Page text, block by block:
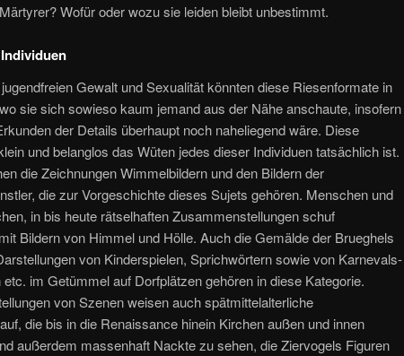
Wofür oder wozu sie leiden bleibt unbestimmt.
Gewalt und Sexualität könnten diese Riesenformate in
sie sich sowieso kaum jemand aus der Nähe anschaute, insofern
der Details überhaupt noch naheliegend wäre. Diese
und belanglos das Wüten jedes dieser Individuen tatsächlich ist.
die Zeichnungen Wimmelbildern und den Bildern der
die zur Vorgeschichte dieses Sujets gehören. Menschen und
in bis heute rätselhaften Zusammenstellungen schuf
Bildern von Himmel und Hölle. Auch die Gemälde der Brueghels
von Kinderspielen, Sprichwörtern sowie von Karnevals-
im Getümmel auf Dorfplätzen gehören in diese Kategorie.
von Szenen weisen auch spätmittelalterliche
die bis in die Renaissance hinein Kirchen außen und innen
außerdem massenhaft Nackte zu sehen, die Ziervogels Figuren